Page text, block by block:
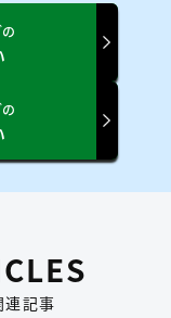
円（税込）
円（税込）
円（税込）
円（税込）
円（税込）
記事